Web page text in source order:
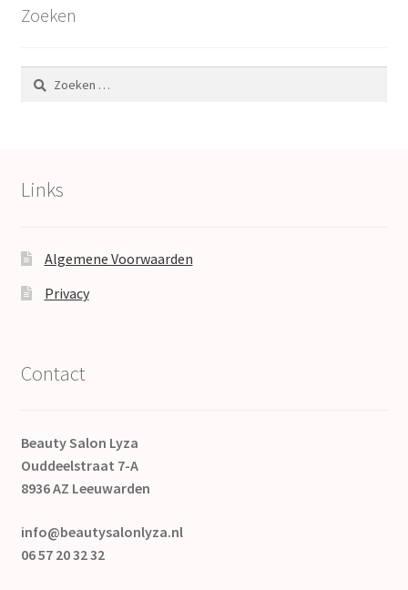
Zoeken
Zoeken
naar:
Links
Algemene Voorwaarden
Privacy
Contact
Beauty Salon Lyza
Ouddeelstraat 7-A
8936 AZ Leeuwarden
info@beautysalonlyza.nl
06 57 20 32 32